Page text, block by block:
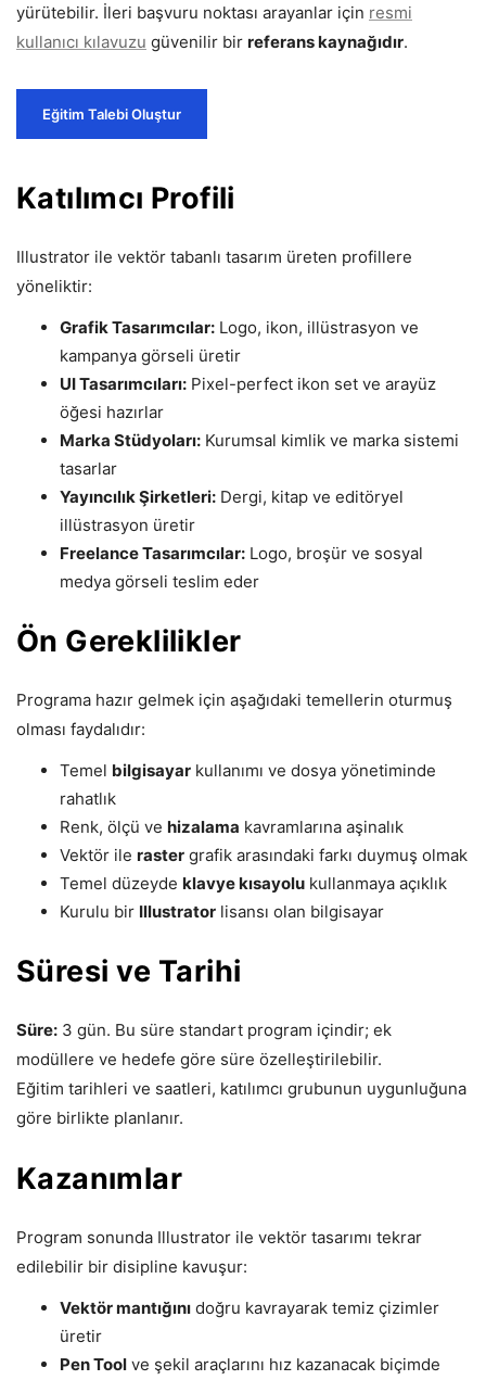
yürütebilir. İleri başvuru noktası arayanlar için resmi
kullanıcı kılavuzu güvenilir bir referans kaynağıdır.
Eğitim Talebi Oluştur
Katılımcı Profili
Illustrator ile vektör tabanlı tasarım üreten profillere
yöneliktir:
Grafik Tasarımcılar: Logo, ikon, illüstrasyon ve
kampanya görseli üretir
UI Tasarımcıları: Pixel-perfect ikon set ve arayüz
öğesi hazırlar
Marka Stüdyoları: Kurumsal kimlik ve marka sistemi
tasarlar
Yayıncılık Şirketleri: Dergi, kitap ve editöryel
illüstrasyon üretir
Freelance Tasarımcılar: Logo, broşür ve sosyal
medya görseli teslim eder
Ön Gereklilikler
Programa hazır gelmek için aşağıdaki temellerin oturmuş
olması faydalıdır:
Temel bilgisayar kullanımı ve dosya yönetiminde
rahatlık
Renk, ölçü ve hizalama kavramlarına aşinalık
Vektör ile raster grafik arasındaki farkı duymuş olmak
Temel düzeyde klavye kısayolu kullanmaya açıklık
Kurulu bir Illustrator lisansı olan bilgisayar
Süresi ve Tarihi
Süre: 3 gün. Bu süre standart program içindir; ek
modüllere ve hedefe göre süre özelleştirilebilir.
Eğitim tarihleri ve saatleri, katılımcı grubunun uygunluğuna
göre birlikte planlanır.
Kazanımlar
Program sonunda Illustrator ile vektör tasarımı tekrar
edilebilir bir disipline kavuşur:
Vektör mantığını doğru kavrayarak temiz çizimler
üretir
Pen Tool ve şekil araçlarını hız kazanacak biçimde